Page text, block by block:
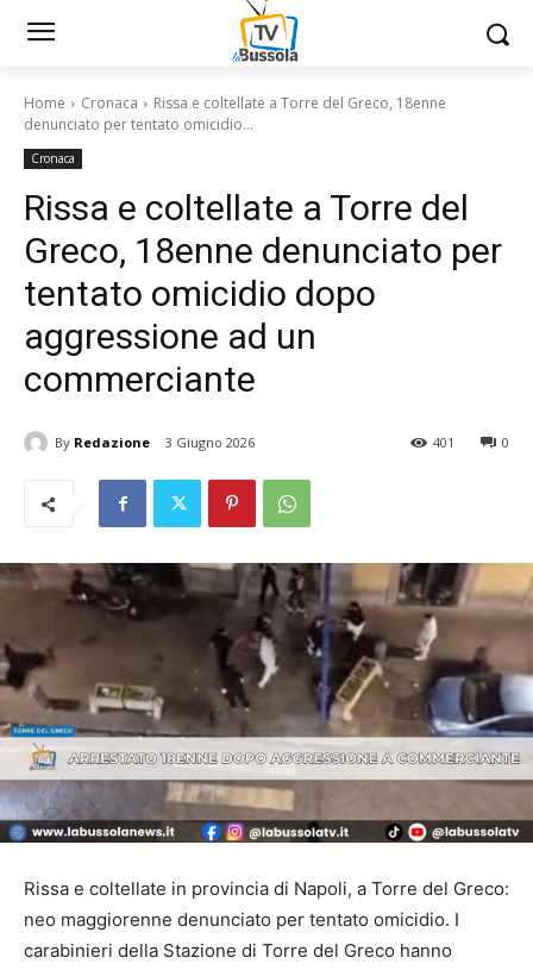
Home Cronaca
Rissa e coltellate a Torre del Greco, 18enne
denunciato per tentato omicidio...
Cronaca
Rissa e coltellate a Torre del
Greco, 18enne denunciato per
tentato omicidio dopo
aggressione ad un
commerciante
By Redazione 3 Giugno 2026 0
401
Rissa e coltellate in provincia di Napoli, a Torre del Greco:
neo maggiorenne denunciato per tentato omicidio. I
carabinieri della Stazione di Torre del Greco hanno